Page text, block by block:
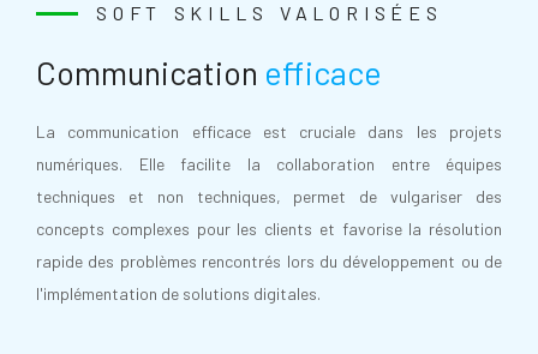
SOFT SKILLS VALORISÉES
Communication efficace
La communication efficace est cruciale dans les projets
numériques. Elle facilite la collaboration entre équipes
techniques et non techniques, permet de vulgariser des
concepts complexes pour les clients et favorise la résolution
rapide des problèmes rencontrés lors du développement ou de
l'implémentation de solutions digitales.